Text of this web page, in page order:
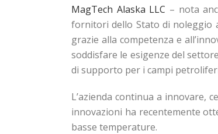
MagTech Alaska LLC – nota
fornitori dello Stato di noleggio
grazie alla competenza e
soddisfare le esigenze del
di supporto per i campi petroliferi
L’azienda continua a innovare,
innovazioni ha recentemente
basse temperature.